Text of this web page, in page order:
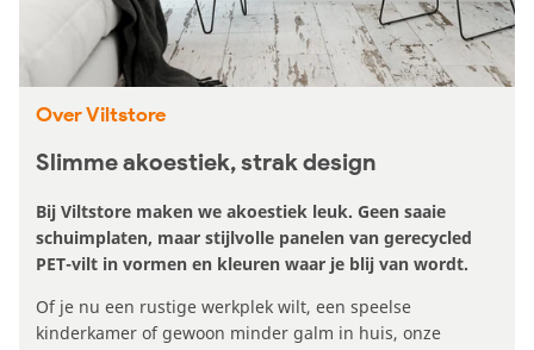
Over Viltstore
Slimme akoestiek, strak design
Bij Viltstore maken we akoestiek leuk. Geen saaie
schuimplaten, maar stijlvolle panelen van gerecycled
PET-vilt in vormen en kleuren waar je blij van wordt.
Of je nu een rustige werkplek wilt, een speelse
kinderkamer of gewoon minder galm in huis, onze